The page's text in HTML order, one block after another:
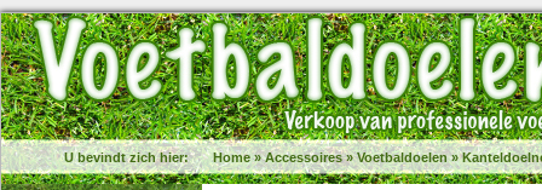
U bevindt zich hier: Home»Accessoires»Voetbaldoelen»